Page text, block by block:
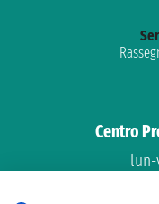
Centro
lun-